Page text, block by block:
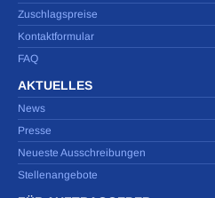
Zuschlagspreise
Kontaktformular
FAQ
AKTUELLES
News
Presse
Neueste Ausschreibungen
Stellenangebote